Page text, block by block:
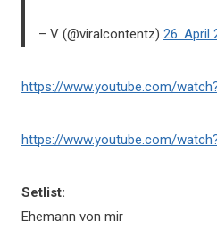
– V (@viralcontentz) 26. April
https://www.youtube.com/
https://www.youtube.com/
Setlist:
Ehemann von mir